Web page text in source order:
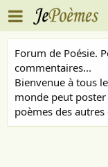
Forum de Poésie.
commentaires...
Bienvenue à tous
monde peut
poèmes des